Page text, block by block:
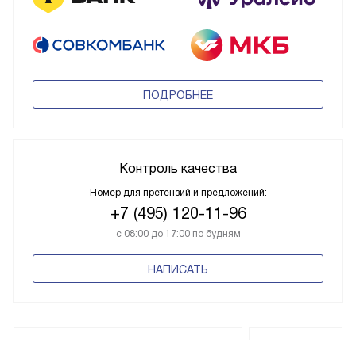
ПОДРОБНЕЕ
Контроль качества
Номер для претензий и предложений:
+7 (495) 120-11-96
с 08:00 до 17:00 по будням
НАПИСАТЬ